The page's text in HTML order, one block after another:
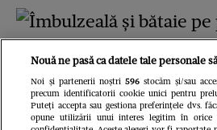
Nouă ne pasă ca datele tale personale
Noi și partenerii noștri 596stocăm și/sau
precum identificatorii cookie unici pentru
Puteți accepta sau gestiona preferințele dvs.
opune utilizării unui interes legitim în